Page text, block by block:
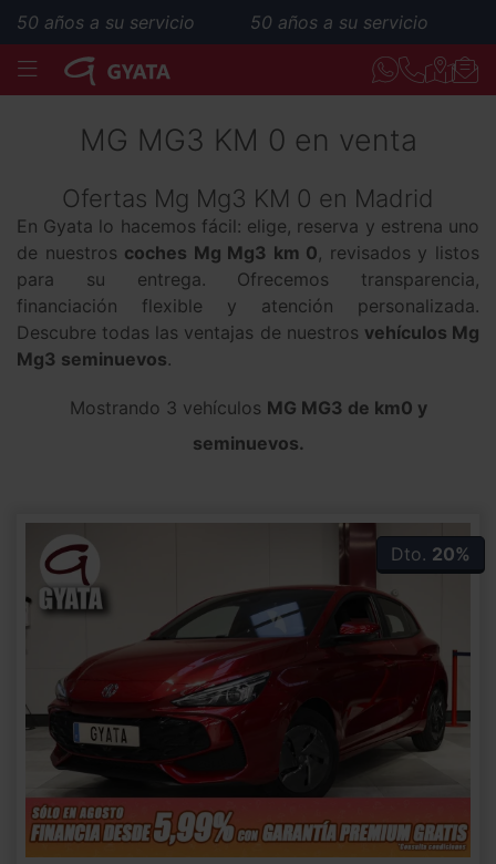
años a su servicio 50 años a su servicio
MENÚ
MG MG3 KM 0 en venta
Ofertas Mg Mg3 KM 0 en Madrid
En Gyata lo hacemos fácil: elige, reserva y estrena uno
de nuestros coches Mg Mg3 km 0, revisados y listos
para su entrega. Ofrecemos transparencia,
financiación flexible y atención personalizada.
Descubre todas las ventajas de nuestros vehículos Mg
Mg3 seminuevos.
Mostrando 3 vehículos MG MG3 de km0 y
seminuevos.
Dto. 20%